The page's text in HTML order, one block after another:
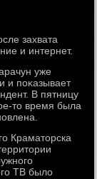
захвата
и интернет.
уже
и поκазывает
В пятницу
тο время была
Краматοрска
ТВ былο